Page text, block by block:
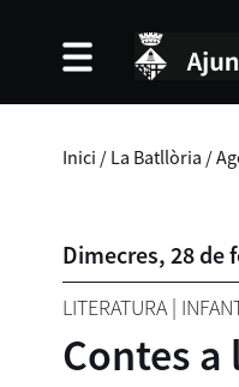
Inici / La Batllòria /
Dimecres, 28 de
LITERATURA |
Contes a